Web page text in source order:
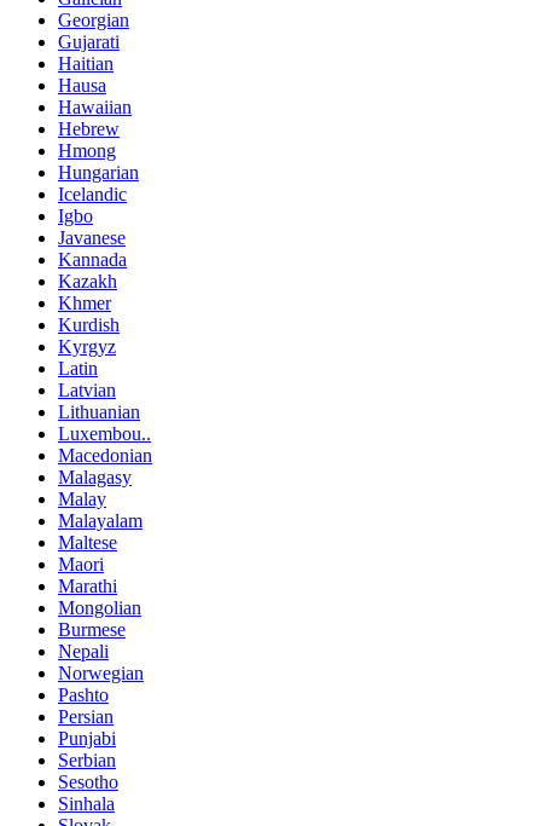
Georgian
Gujarati
Haitian
Hausa
Hawaiian
Hebrew
Hmong
Hungarian
Icelandic
Igbo
Javanese
Kannada
Kazakh
Khmer
Kurdish
Kyrgyz
Latin
Latvian
Lithuanian
Luxembou..
Macedonian
Malagasy
Malay
Malayalam
Maltese
Maori
Marathi
Mongolian
Burmese
Nepali
Norwegian
Pashto
Persian
Punjabi
Serbian
Sesotho
Sinhala